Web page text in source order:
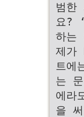
범한
요?
하는
제가
트
는
에라
을